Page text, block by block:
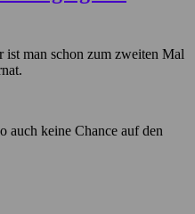
ist man schon zum zweiten Mal
auch keine Chance auf den